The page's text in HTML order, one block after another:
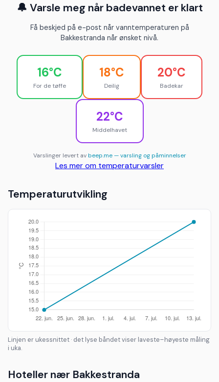
🔔 Varsle meg når badevannet er klart
Få beskjed på e-post når vanntemperaturen på
Bakkestranda når ønsket nivå.
16°C
For de tøffe
18°C
Deilig
20°C
Badekar
22°C
Middelhavet
Varslinger levert avbeep.me — varsling og påminnelser
Les mer om temperaturvarsler
Temperaturutvikling
Linjen er ukessnittet · det lyse båndet viser laveste–høyeste måling
i uka.
Hoteller nær Bakkestranda